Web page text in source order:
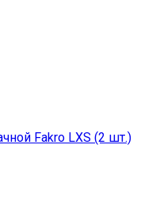
Fakro LXS (2 шт.)